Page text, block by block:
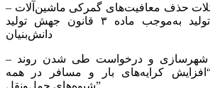
– مکاتبه با موضوع مشکلات حذف معافیت‌های گمرکی ماشین‌آلات
و ملزومات خطوط تولید به‌موجب ماده ۳ قانون جهش تولید
دانش‌بنیان
– مکاتبه با وزیر راه و شهرسازی و درخواست طی شدن روند
کرایه‌های بار و مسافر در همه
شیوه‌های حمل‌ونقل”